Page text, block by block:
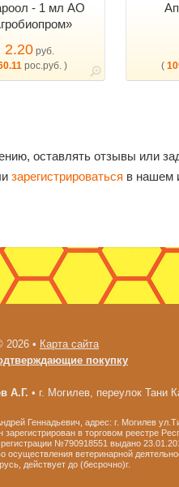
- 1 мл АО
2.20руб.
рос.руб. )
(
оставлять отзывы или
зарегистрироваться в нашем
• Карта сайта
покупку
А.Г. • г. Могилев, переулок Тани
Геннадьевич, адрес: г. Могилев
зарегистрирован в торговом реестре
№790918551 выдано
осуществления ветеринарной
действует до (бесрочно)г.